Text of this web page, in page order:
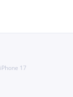
iPhone 17